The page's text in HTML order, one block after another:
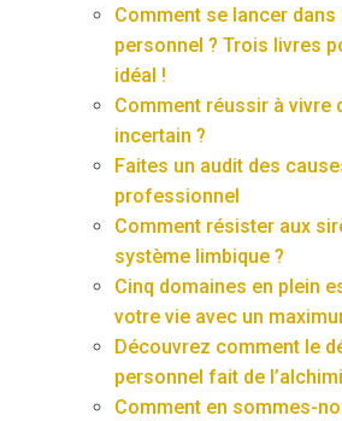
Comment se lancer
personnel ? Trois livres
idéal !
Comment réussir à vivre
incertain ?
Faites un audit des
professionnel
Comment résister aux
système limbique ?
Cinq domaines en plein
votre vie avec un
Découvrez comment le
personnel fait de
Comment en sommes-